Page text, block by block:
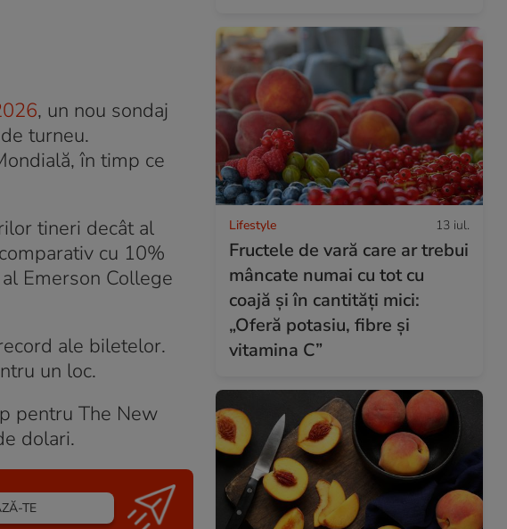
, un nou sondaj
turneu.
în timp ce
tineri decât al
cu 10%
Emerson College
ale biletelor.
un loc.
pentru The New
dolari.
TE
Lifestyle 13 iul.
Fructele de vară care ar trebui
mâncate numai cu tot cu
coajă și în cantități mici:
„Oferă potasiu, fibre și
vitamina C”